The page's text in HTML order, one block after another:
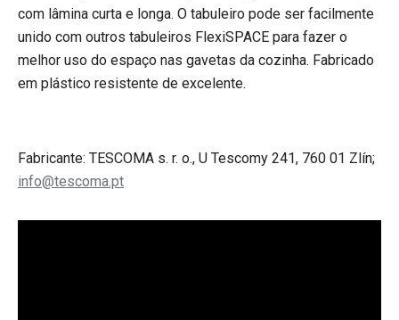
com lâmina curta e longa. O tabuleiro pode ser facilmente
unido com outros tabuleiros FlexiSPACE para fazer o
melhor uso do espaço nas gavetas da cozinha. Fabricado
em plástico resistente de excelente.
Fabricante: TESCOMA s. r. o., U Tescomy 241, 760 01 Zlín;
info@tescoma.pt